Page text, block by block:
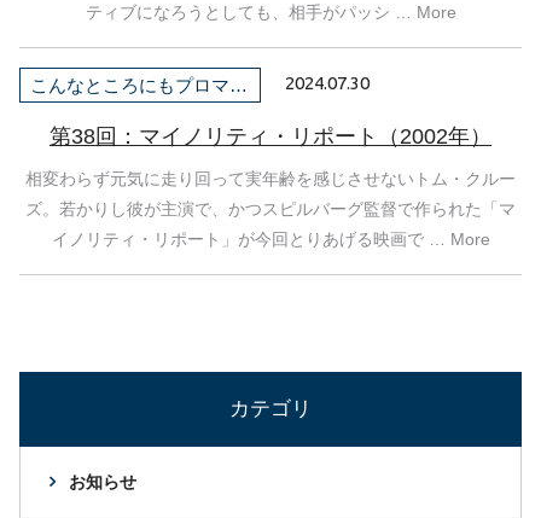
ティブになろうとしても、相手がパッシ … More
こんなところにもプロマネ！ 2024.07.30
第38回：マイノリティ・リポート（2002年）
相変わらず元気に走り回って実年齢を感じさせないトム・クルー
ズ。若かりし彼が主演で、かつスピルバーグ監督で作られた「マ
イノリティ・リポート」が今回とりあげる映画で … More
カテゴリ
お知らせ